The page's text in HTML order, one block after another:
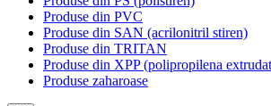
Produse din PVC
Produse din SAN (acrilonitril stiren)
Produse din TRITAN
Produse din XPP (polipropilena
Produse zaharoase